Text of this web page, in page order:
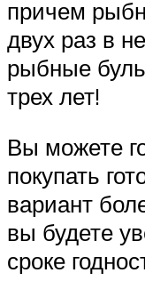
причем
двух раз в
рыбные
трех лет!
Вы можете
покупать
вариант
вы будете
сроке